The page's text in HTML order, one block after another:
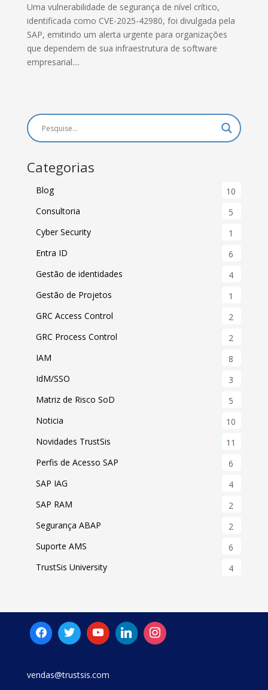
Uma vulnerabilidade de segurança de nível crítico,
identificada como CVE-2025-42980, foi divulgada pela
SAP, emitindo um alerta urgente para organizações
que dependem de sua infraestrutura de software
empresarial....
Categorias
Blog
10
Consultoria
5
Cyber Security
1
Entra ID
6
Gestão de identidades
4
Gestão de Projetos
1
GRC Access Control
2
GRC Process Control
2
IAM
8
IdM/SSO
3
Matriz de Risco SoD
5
Noticia
10
Novidades TrustSis
11
Perfis de Acesso SAP
6
SAP IAG
4
SAP RAM
2
Segurança ABAP
2
Suporte AMS
6
TrustSis University
4
vendas@trustsis.com